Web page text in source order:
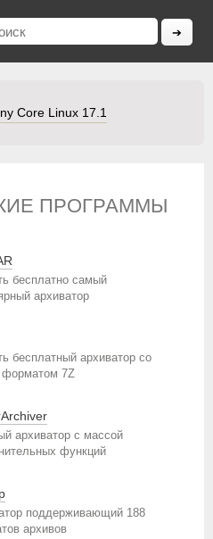
Core Linux 17.1
ПРОГРАММЫ
бесплатно самый
архиватор
бесплатный архиватор со
7Z
архиватор с массой
функций
поддерживающий 188
архивов